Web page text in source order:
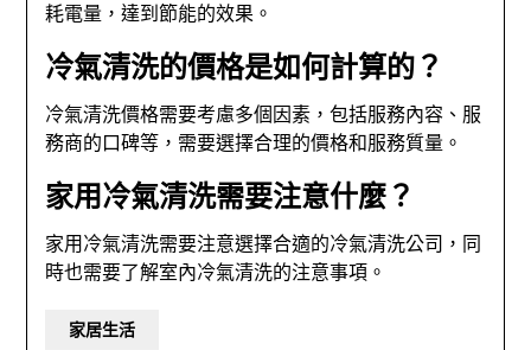
耗電量，達到節能的效果。
冷氣清洗的價格是如何計算的？
冷氣清洗價格需要考慮多個因素，包括服務內容、服
務商的口碑等，需要選擇合理的價格和服務質量。
家用冷氣清洗需要注意什麼？
家用冷氣清洗需要注意選擇合適的冷氣清洗公司，同
時也需要了解室內冷氣清洗的注意事項。
家居生活